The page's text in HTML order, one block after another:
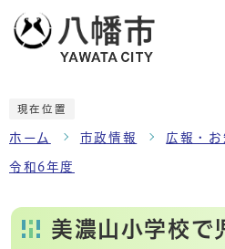
現在位置
ホーム 市政情報 広報・お
令和6年度
美濃山小学校で